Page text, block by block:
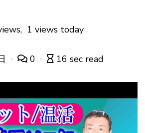
1 views today
0 16 sec read